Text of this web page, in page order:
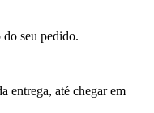
do seu pedido.
entrega, até chegar em